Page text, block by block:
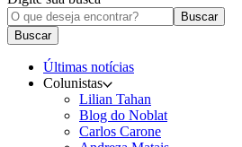
Buscar
Buscar
Últimas notícias
Colunistas
Lilian Tahan
Blog do Noblat
Carlos Carone